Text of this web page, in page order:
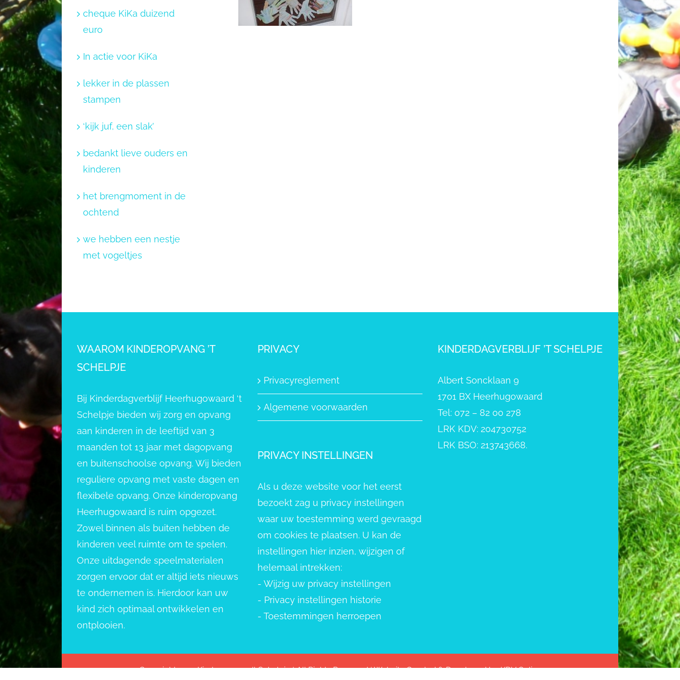
cheque KiKa duizend
euro
In actie voor KiKa
lekker in de plassen
stampen
‘kijk juf, een slak’
bedankt lieve ouders en
kinderen
het brengmoment in de
ochtend
we hebben een nestje
met vogeltjes
WAAROM KINDEROPVANG ’T
SCHELPJE
Bij Kinderdagverblijf Heerhugowaard ‘t
Schelpje bieden wij zorg en opvang
aan kinderen in de leeftijd van 3
maanden tot 13 jaar met dagopvang
en buitenschoolse opvang. Wij bieden
reguliere opvang met vaste dagen en
flexibele opvang. Onze kinderopvang
Heerhugowaard is ruim opgezet.
Zowel binnen als buiten hebben de
kinderen veel ruimte om te spelen.
Onze uitdagende speelmaterialen
zorgen ervoor dat er altijd iets nieuws
te ondernemen is. Hierdoor kan uw
kind zich optimaal ontwikkelen en
ontplooien.
PRIVACY
Privacyreglement
Algemene voorwaarden
PRIVACY INSTELLINGEN
Als u deze website voor het eerst
bezoekt zag u privacy instellingen
waar uw toestemming werd gevraagd
om cookies te plaatsen. U kan de
instellingen hier inzien, wijzigen of
helemaal intrekken:
- Wijzig uw privacy instellingen
- Privacy instellingen historie
- Toestemmingen herroepen
KINDERDAGVERBLIJF ’T SCHELPJE
Albert Soncklaan 9
1701 BX Heerhugowaard
Tel: 072 – 82 00 278
LRK KDV: 204730752
LRK BSO: 213743668.
Copyright 2022 Kinderopvang 't Schelpje | All Rights Reserved | Website Created & Developed byKDV Online